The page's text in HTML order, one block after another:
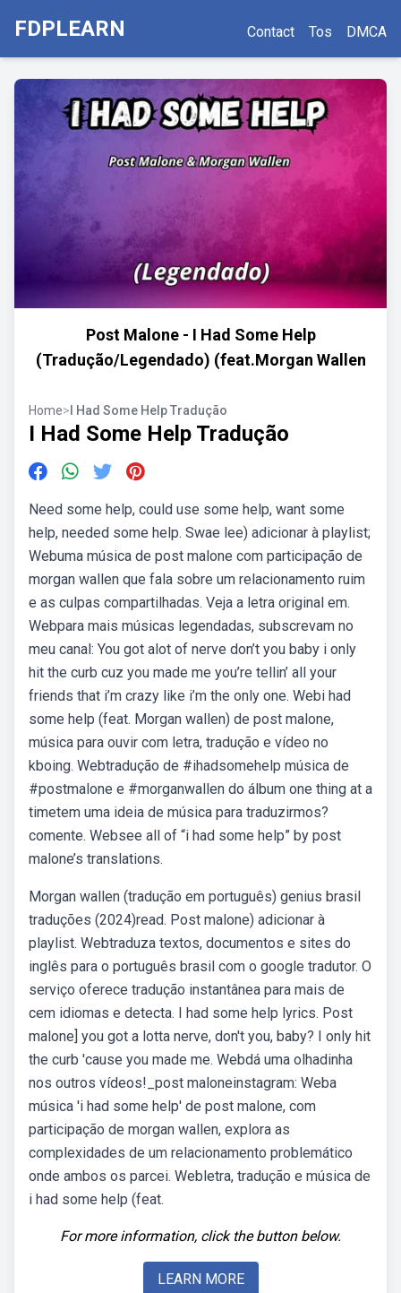
FDPLEARN Contact Tos DMCA
Post Malone - I Had Some Help
(Tradução/Legendado) (feat.Morgan Wallen
Home> I Had Some Help Tradução
I Had Some Help Tradução
Need some help, could use some help, want some
help, needed some help. Swae lee) adicionar à playlist;
Webuma música de post malone com participação de
morgan wallen que fala sobre um relacionamento ruim
e as culpas compartilhadas. Veja a letra original em.
Webpara mais músicas legendadas, subscrevam no
meu canal: You got alot of nerve don’t you baby i only
hit the curb cuz you made me you’re tellin’ all your
friends that i’m crazy like i’m the only one. Webi had
some help (feat. Morgan wallen) de post malone,
música para ouvir com letra, tradução e vídeo no
kboing. Webtradução de #ihadsomehelp música de
#postmalone e #morganwallen do álbum one thing at a
timetem uma ideia de música para traduzirmos?
comente. Websee all of “i had some help” by post
malone’s translations.
Morgan wallen (tradução em português) genius brasil
traduções (2024)read. Post malone) adicionar à
playlist. Webtraduza textos, documentos e sites do
inglês para o português brasil com o google tradutor. O
serviço oferece tradução instantânea para mais de
cem idiomas e detecta. I had some help lyrics. Post
malone] you got a lotta nerve, don't you, baby? I only hit
the curb 'cause you made me. Webdá uma olhadinha
nos outros vídeos!_post maloneinstagram: Weba
música 'i had some help' de post malone, com
participação de morgan wallen, explora as
complexidades de um relacionamento problemático
onde ambos os parcei. Webletra, tradução e música de
i had some help (feat.
For more information, click the button below.
LEARN MORE